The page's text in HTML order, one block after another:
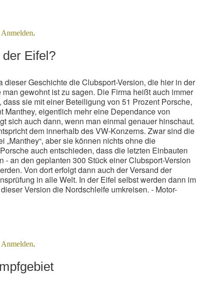
Anmelden.
Eifel?
dieser Geschichte die Clubsport-Version, die hier in der
man gewohnt ist zu sagen. Die Firma heißt auch immer
sie mit einer Beteiligung von 51 Prozent Porsche,
Manthey, eigentlich mehr eine Dependance von
sich auch dann, wenn man einmal genauer hinschaut.
dem innerhalb des VW-Konzerns. Zwar sind die
aber sie können nichts ohne die
auch entschieden, dass die letzten Einbauten
an den geplanten 300 Stück einer Clubsport-Version
Von dort erfolgt dann auch der Versand der
in alle Welt. In der Eifel selbst werden dann im
Version die Nordschleife umkreisen. - Motor-
Anmelden.